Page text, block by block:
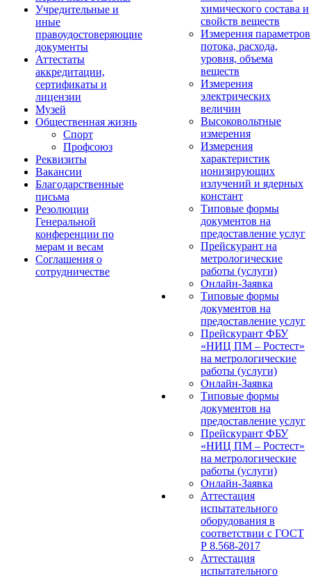
Учредительные и
иные
правоудостоверяющие
документы
Аттестаты
аккредитации,
сертификаты и
лицензии
Музей
Общественная жизнь
Спорт
Профсоюз
Реквизиты
Вакансии
Благодарственные
письма
Резолюции
Генеральной
конференции по
мерам и весам
Соглашения о
сотрудничестве
химического состава и
свойств веществ
Измерения параметров
потока, расхода,
уровня, объема
веществ
Измерения
электрических
величин
Высоковольтные
измерения
Измерения
характеристик
ионизирующих
излучений и ядерных
констант
Типовые формы
документов на
предоставление услуг
Прейскурант на
метрологические
работы (услуги)
Онлайн-Заявка
Типовые формы
документов на
предоставление услуг
Прейскурант ФБУ
«НИЦ ПМ – Ростест»
на метрологические
работы (услуги)
Онлайн-Заявка
Типовые формы
документов на
предоставление услуг
Прейскурант ФБУ
«НИЦ ПМ – Ростест»
на метрологические
работы (услуги)
Онлайн-Заявка
Аттестация
испытательного
оборудования в
соответствии с ГОСТ
Р 8.568-2017
Аттестация
испытательного